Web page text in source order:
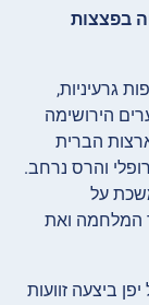
בפצצות
גרעיניות,
הירושימה
הברית
והרס נרחב.
על
המלחמה ואת
ביצעה זוועות